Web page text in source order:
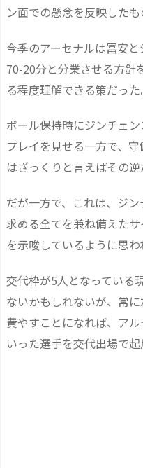
ン面での懸念を反映したも
今季のアーセナルは冨安
70-20分と分業させる方針
る程度理解できる策だった
ボール保持時にジンチェ
プレイを見せる一方で、
はざっくりと言えばその逆
だが一方で、これは、ジ
求める全てを兼ね備えた
を示唆しているように思わ
交代枠が5人となっている
ないかもしれないが、常
費やすことになれば、ア
いった選手を交代出場で